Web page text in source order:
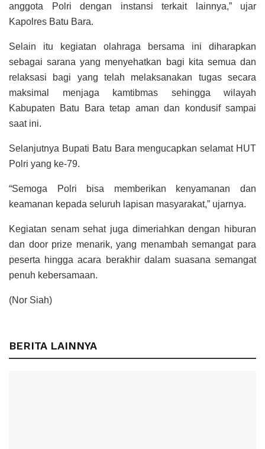
anggota Polri dengan instansi terkait lainnya,” ujar
Kapolres Batu Bara.
Selain itu kegiatan olahraga bersama ini diharapkan
sebagai sarana yang menyehatkan bagi kita semua dan
relaksasi bagi yang telah melaksanakan tugas secara
maksimal menjaga kamtibmas sehingga wilayah
Kabupaten Batu Bara tetap aman dan kondusif sampai
saat ini.
Selanjutnya Bupati Batu Bara mengucapkan selamat HUT
Polri yang ke-79.
“Semoga Polri bisa memberikan kenyamanan dan
keamanan kepada seluruh lapisan masyarakat,” ujarnya.
Kegiatan senam sehat juga dimeriahkan dengan hiburan
dan door prize menarik, yang menambah semangat para
peserta hingga acara berakhir dalam suasana semangat
penuh kebersamaan.
(Nor Siah)
BERITA LAINNYA